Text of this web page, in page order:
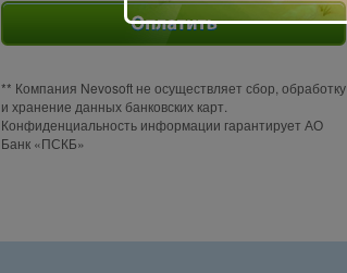
** Компания Nevosoft не осуществляет сбор, обработку
и хранение данных банковских карт.
Конфиденциальность информации гарантирует АО
Банк «ПСКБ»